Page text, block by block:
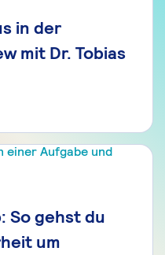
in der
mit Dr. Tobias
So gehst du
um